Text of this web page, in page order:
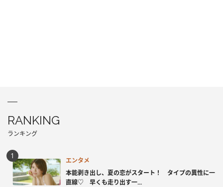
RANKING
ランキング
エンタメ
本能剥き出し、夏の恋がスタート！ タイプの異性に一
直線♡ 早くも走り出す一...